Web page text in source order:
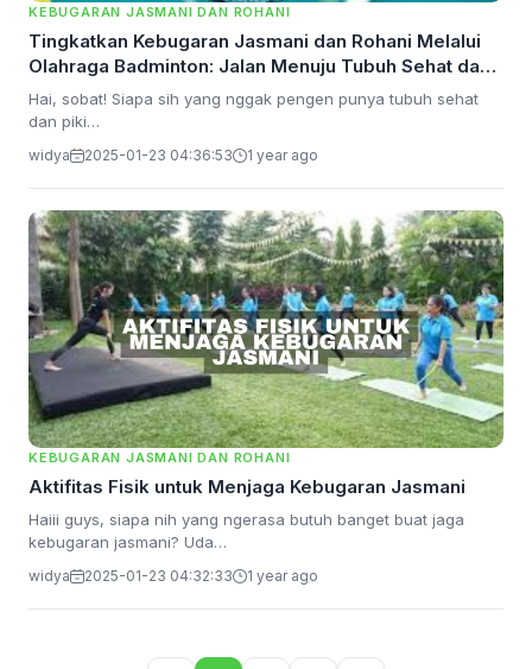
KEBUGARAN JASMANI DAN ROHANI
Tingkatkan Kebugaran Jasmani dan Rohani Melalui
Olahraga Badminton: Jalan Menuju Tubuh Sehat dan
Pikiran Tenang
Hai, sobat! Siapa sih yang nggak pengen punya tubuh sehat
dan piki…
widya 2025-01-23 04:36:53 1 year ago
KEBUGARAN JASMANI DAN ROHANI
Aktifitas Fisik untuk Menjaga Kebugaran Jasmani
Haiii guys, siapa nih yang ngerasa butuh banget buat jaga
kebugaran jasmani? Uda…
widya 2025-01-23 04:32:33 1 year ago